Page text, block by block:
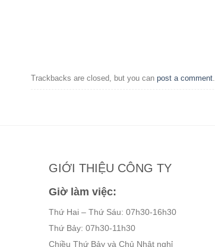
Trackbacks are closed, but you can post a comment.
GIỚI THIỆU CÔNG TY
Giờ làm việc:
Thứ Hai – Thứ Sáu: 07h30-16h30
Thứ Bảy: 07h30-11h30
Chiều Thứ Bảy và Chủ Nhật nghỉ